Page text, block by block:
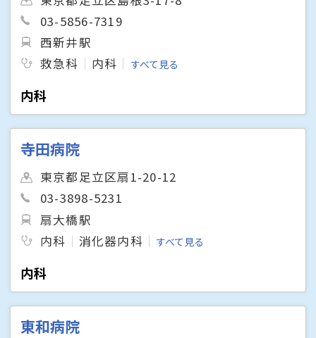
03-5856-7319
西新井駅
救急科
内科 すべて見る
内科
寺田病院
東京都足立区扇1-20-12
03-3898-5231
扇大橋駅
内科
消化器内科 すべて見る
内科
東和病院